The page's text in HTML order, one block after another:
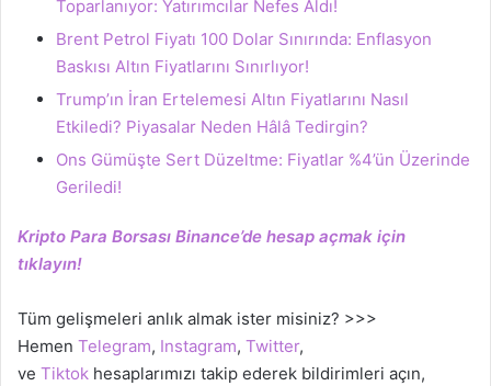
Toparlanıyor: Yatırımcılar Nefes Aldı!
Brent Petrol Fiyatı 100 Dolar Sınırında: Enflasyon
Baskısı Altın Fiyatlarını Sınırlıyor!
Trump’ın İran Ertelemesi Altın Fiyatlarını Nasıl
Etkiledi? Piyasalar Neden Hâlâ Tedirgin?
Ons Gümüşte Sert Düzeltme: Fiyatlar %4’ün Üzerinde
Geriledi!
Kripto Para Borsası Binance’de hesap açmak için
tıklayın!
Tüm gelişmeleri anlık almak ister misiniz? >>>
Hemen Telegram, Instagram, Twitter,
ve Tiktok hesaplarımızı takip ederek bildirimleri açın,